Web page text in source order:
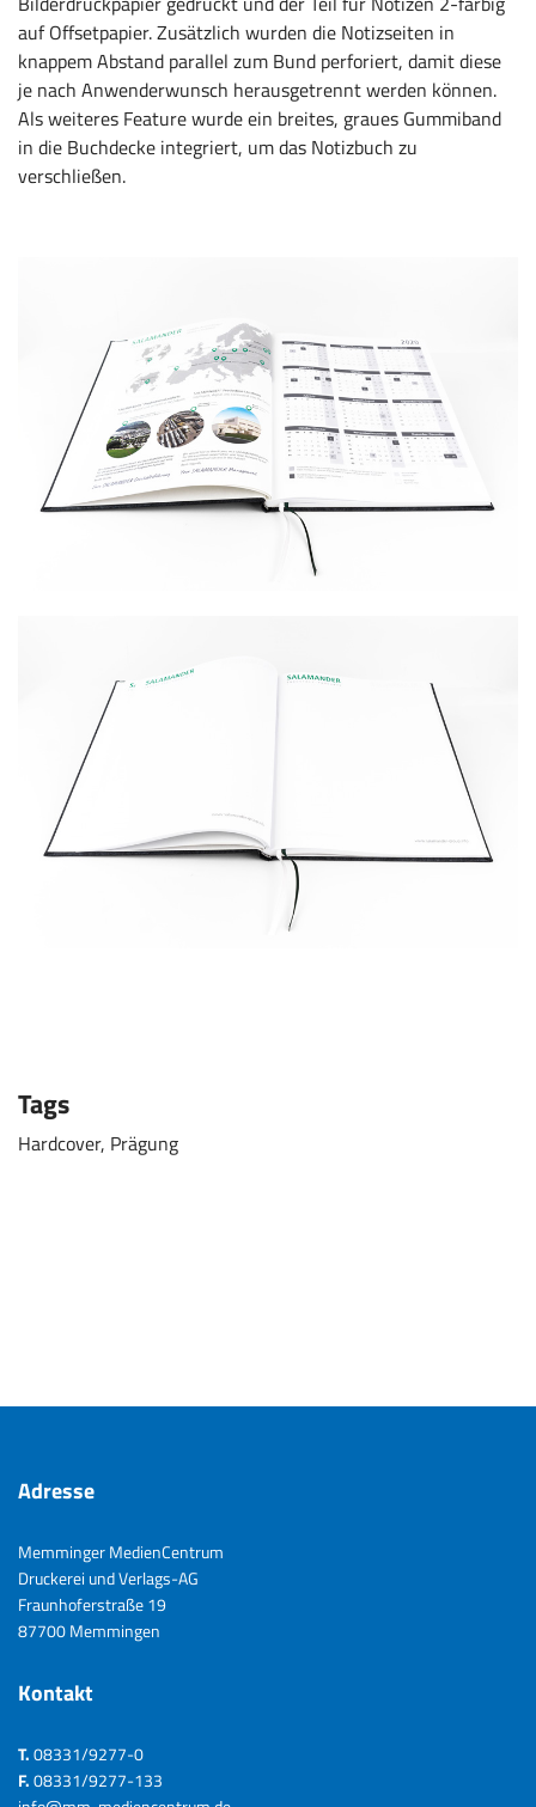
auf Offsetpapier. Zusätzlich wurden die Notizseiten in
knappem Abstand parallel zum Bund perforiert, damit diese
je nach Anwenderwunsch herausgetrennt werden können.
Als weiteres Feature wurde ein breites, graues Gummiband
in die Buchdecke integriert, um das Notizbuch zu
verschließen.
Tags
Hardcover, Prägung
Adresse
Memminger MedienCentrum
Druckerei und Verlags-AG
Fraunhoferstraße 19
87700 Memmingen
Kontakt
T.08331/9277-0
F.08331/9277-133